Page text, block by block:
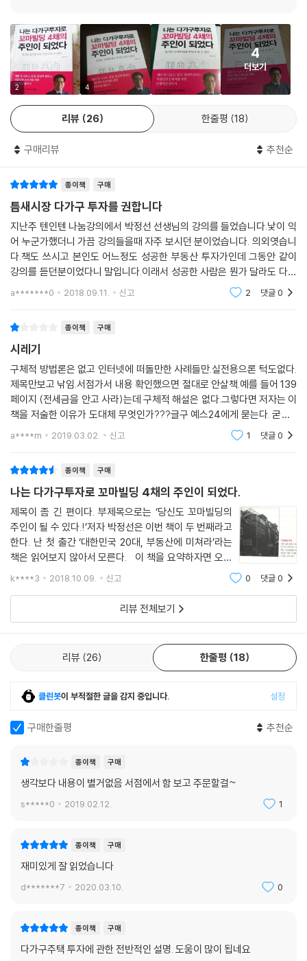
거주를 해야 하기 때문이기도 하지만 주택은 세금 절약에도 절대적으로 유
리하기 때문이다. 다가구주택은 다주택자들에 대한 세금 압박이 심해지는
때에 더욱 알맞은 집이다. 대다수의 대중들과 마찬가지로 편견에 사로잡혀
있다면 결코 부자가 될 수 없다. 아직도 아파트에만 목을 매고 있다면, 다가
구주택에 대해 편견을 가지고 있다면 이 책으로 그 편견을 산산조각내고
‘꼬마빌딩 주인 되기’에 도전해보자.
2 4
4
더보기
리뷰 26 한줄평 18
구매리뷰 추천순
종이책 구매
틈새시장 다가구 투자를 권합니다
지난주 텐인텐 나눔강의에서 박정선 선생님의 강의를 들었습니다.낯이 익
어 누군가했더니 가끔 강의들을때 자주 보시던 분이었습니다. 의외엿습니
다.책도 쓰시고 본인도 어느정도 성공한 부동산 투자가인데 그동안 같이
강의를 듣던분이었다니 말입니다.이래서 성공한 사람은 뭔가 달라도 다르
구나라는 생각이 들었습니다.선생님의 강의는 거리감이 느껴지지않는 생
a*******0 2018.09.11. 신고 2 댓글0
종이책 구매
시레기
구체적 방법론은 없고 인터넷에 떠돌만한 사례들만.실전용으론 턱도없다.
제목만보고 낚임.서점가서 내용 확인했으면 절대로 안살책.예를 들어 139
페이지 (전세금을 안고 사라)는데 구체적 해설은 없다.그렇다면 저자는 이
책을 저술한 이유가 도대체 무엇인가???글구 예스24에게 묻는다. 굳이 1
50자를 채워야 하는 이유가 도대체 뭔가?구체적 방법론은 없고 인터넷에
a****m 2019.03.02. 신고 1 댓글0
종이책 구매
나는 다가구투자로 꼬마빌딩 4채의 주인이 되었다.
제목이 좀 긴 편이다. 부제목으로는 ‘당신도 꼬마빌딩의
주인이 될 수 있다.!’저자 박정선은 이번 책이 두 번째라고
한다. 난 첫 출간 ‘대한민국 20대, 부동산에 미쳐라’라는
책은 읽어보지 않아서 모른다. 이 책을 요약하자면 오래
된 단독주택(또는 다가구주택)을 구입하여 신축이나 리
다가구주택을 왜 사야 하는가
k****3 2018.10.09. 신고 0 댓글0
리뷰 전체보기
리뷰 26 한줄평 18
클린봇이 부적절한 글을 감지 중입니다. 설정
구매한줄평 추천순
종이책 구매
생각보다 내용이 별거없음 서점에서 함 보고 주문할걸~
s*****0 2019.02.12. 1
종이책 구매
재미있게 잘 읽었습니다
d*******7 2020.03.10. 0
종이책 구매
다가구주택 투자에 관한 전반적인 설명. 도움이 많이 됩네요